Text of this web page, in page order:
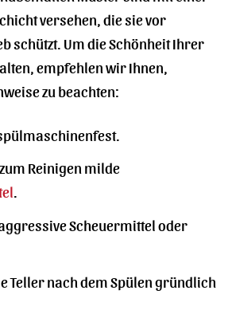
versehen, die sie vor
schützt. Um die Schönheit Ihrer
empfehlen wir Ihnen,
zu beachten:
Reinigen milde
Scheuermittel oder
Teller nach dem Spülen gründlich